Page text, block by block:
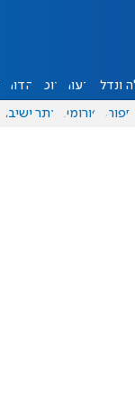
ונדל"ן דעות אוכל יהדות
ספורט פורומים אתר ישיבה